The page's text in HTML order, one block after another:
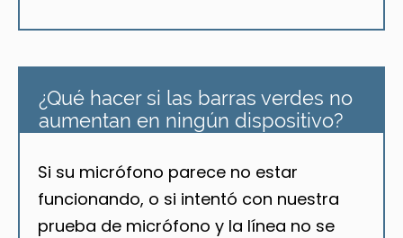
¿Qué hacer si las barras verdes no
aumentan en ningún dispositivo?
Si su micrófono parece no estar
funcionando, o si intentó con nuestra
prueba de micrófono y la línea no se